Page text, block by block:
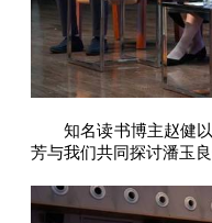
知名读书博主赵健以
芳与我们共同探讨潘玉